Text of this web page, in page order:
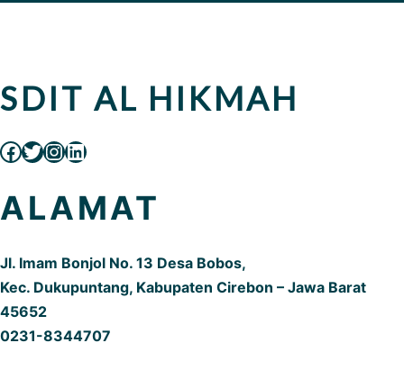
SDIT AL HIKMAH
ALAMAT
Jl. Imam Bonjol No. 13 Desa Bobos,
Kec. Dukupuntang, Kabupaten Cirebon – Jawa Barat
45652
0231-8344707